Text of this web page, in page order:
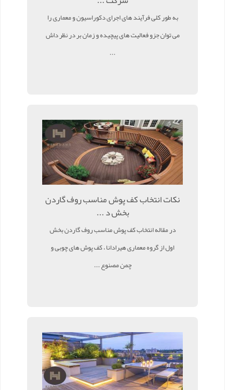
به طور کلی فرآیند های اجرای دکوراسیون و معماری را
می توان جزو فعالیت های پیچیده و زمان بر در نظر داش
...
نکات انتخاب کف پوش مناسب روف گاردن
بخش د ...
در مقاله انتخاب کف پوش مناسب روف گاردن بخش
اول از گروه معماری هیرادانا ، کف پوش های چوبی و
چمن مصنوع ...